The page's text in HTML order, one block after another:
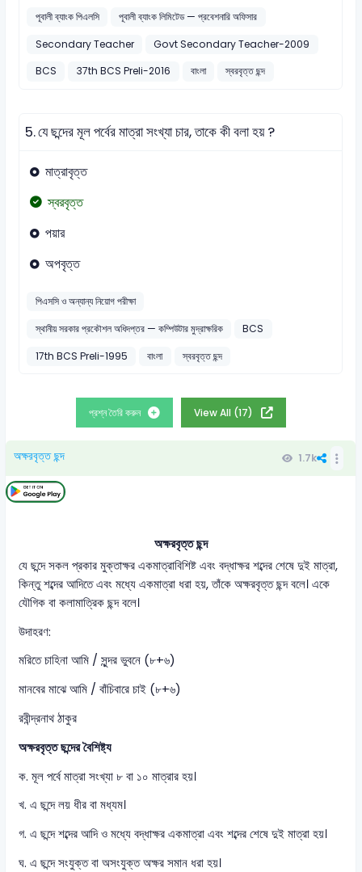
পূবালী ব্যাংক পিএলসি
পূবালী ব্যাংক লিমিটেড — প্রবেশনারি অফিসার
Secondary Teacher
Govt Secondary Teacher-2009
BCS
37th BCS Preli-2016 বাংলা স্বরবৃত্ত ছন্দ
5.যে ছন্দের মূল পর্বের মাত্রা সংখ্যা চার, তাকে কী বলা হয় ?
মাত্রাবৃত্ত
স্বরবৃত্ত
পয়ার
অপবৃত্ত
পিএসসি ও অন্যান্য নিয়োগ পরীক্ষা
স্থানীয় সরকার প্রকৌশল অধিদপ্তর — কম্পিউটার মুদ্রাক্ষরিক
BCS
17th BCS Preli-1995
বাংলা স্বরবৃত্ত ছন্দ
প্রশ্ন তৈরি করুন View All (17)
অক্ষরবৃত্ত ছন্দ 1.7k
অক্ষরবৃত্ত ছন্দ
যে ছন্দে সকল প্রকার মুক্তাক্ষর একমাত্রাবিশিষ্ট এবং বদ্ধাক্ষর শব্দের শেষে দুই মাত্রা,
কিন্তু শব্দের আদিতে এবং মধ্যে একমাত্রা ধরা হয়, তাঁকে অক্ষরবৃত্ত ছন্দ বলে। একে
যৌগিক বা কলামাত্রিক ছন্দ বলে।
উদাহরণ:
মরিতে চাহিনা আমি / সুন্দর ভুবনে (৮+৬)
মানবের মাঝে আমি / বাঁচিবারে চাই (৮+৬)
রবীন্দ্রনাথ ঠাকুর
অক্ষরবৃত্ত ছন্দের বৈশিষ্ট্য
ক. মূল পর্বে মাত্রা সংখ্যা ৮ বা ১০ মাত্রার হয়।
খ. এ ছন্দে লয় ধীর বা মধ্যম।
গ. এ ছন্দে শব্দের আদি ও মধ্যে বদ্ধাক্ষর একমাত্রা এবং শব্দের শেষে দুই মাত্রা হয়।
ঘ. এ ছন্দে সংযুক্ত বা অসংযুক্ত অক্ষর সমান ধরা হয়।